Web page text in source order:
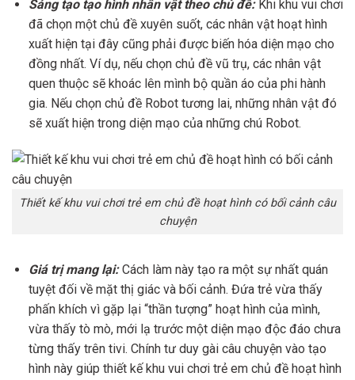
Sáng tạo tạo hình nhân vật theo chủ đề: Khi khu vui chơi
đã chọn một chủ đề xuyên suốt, các nhân vật hoạt hình
xuất hiện tại đây cũng phải được biến hóa diện mạo cho
đồng nhất. Ví dụ, nếu chọn chủ đề vũ trụ, các nhân vật
quen thuộc sẽ khoác lên mình bộ quần áo của phi hành
gia. Nếu chọn chủ đề Robot tương lai, những nhân vật đó
sẽ xuất hiện trong diện mạo của những chú Robot.
Thiết kế khu vui chơi trẻ em chủ đề hoạt hình có bối cảnh câu
chuyện
Giá trị mang lại:Cách làm này tạo ra một sự nhất quán
tuyệt đối về mặt thị giác và bối cảnh. Đứa trẻ vừa thấy
phấn khích vì gặp lại “thần tượng” hoạt hình của mình,
vừa thấy tò mò, mới lạ trước một diện mạo độc đáo chưa
từng thấy trên tivi. Chính tư duy gài câu chuyện vào tạo
hình này giúp thiết kế khu vui chơi trẻ em chủ đề hoạt hình